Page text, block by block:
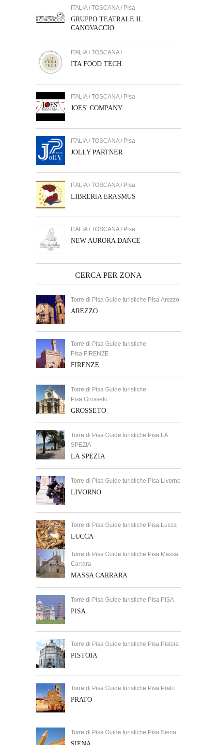
ITALIA / TOSCANA / Pisa
GRUPPO TEATRALE IL
CANOVACCIO
ITALIA / TOSCANA /
ITA FOOD TECH
ITALIA / TOSCANA / Pisa
JOES' COMPANY
ITALIA / TOSCANA / Pisa
JOLLY PARTNER
ITALIA / TOSCANA / Pisa
LIBRERIA ERASMUS
ITALIA / TOSCANA / Pisa
NEW AURORA DANCE
CERCA PER ZONA
Torre di Pisa Guide turistiche Pisa Arezzo
AREZZO
Torre di Pisa Guide turistiche
Pisa FIRENZE
FIRENZE
Torre di Pisa Guide turistiche
Pisa Grosseto
GROSSETO
Torre di Pisa Guide turistiche Pisa LA
SPEZIA
LA SPEZIA
Torre di Pisa Guide turistiche Pisa Livorno
LIVORNO
Torre di Pisa Guide turistiche Pisa Lucca
LUCCA
Torre di Pisa Guide turistiche Pisa Massa
Carrara
MASSA CARRARA
Torre di Pisa Guide turistiche Pisa PISA
PISA
Torre di Pisa Guide turistiche Pisa Pistoia
PISTOIA
Torre di Pisa Guide turistiche Pisa Prato
PRATO
Torre di Pisa Guide turistiche Pisa Siena